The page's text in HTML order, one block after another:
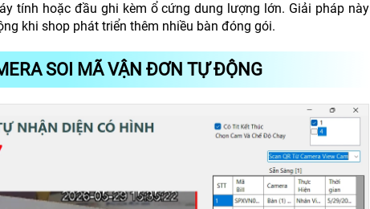
tính hoặc đầu ghi kèm ổ cứng dung lượng lớn. Giải pháp này
khi shop phát triển thêm nhiều bàn đóng gói.
SOI MÃ VẬN ĐƠN TỰ ĐỘNG